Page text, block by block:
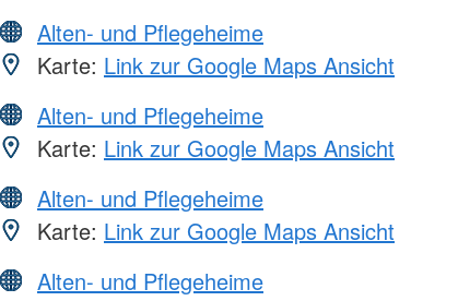
Alten- und Pflegeheime
Karte: Link zur Google Maps Ansicht
Alten- und Pflegeheime
Karte: Link zur Google Maps Ansicht
Alten- und Pflegeheime
Karte: Link zur Google Maps Ansicht
Alten- und Pflegeheime